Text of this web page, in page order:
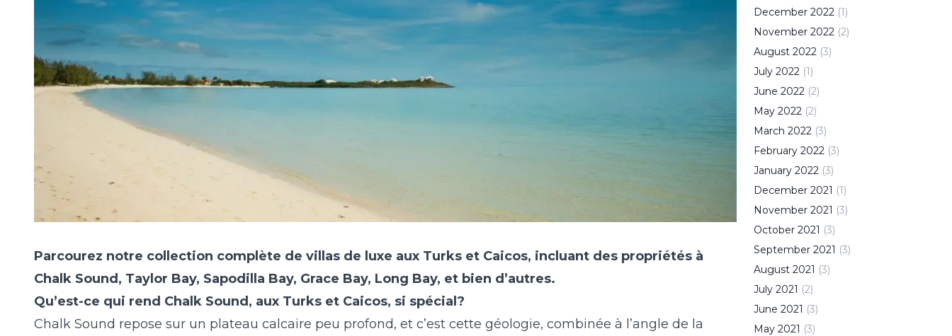
Parcourez notre collection complète de villas de luxe aux Turks et Caicos, incluant des propriétés à
Chalk Sound, Taylor Bay, Sapodilla Bay, Grace Bay, Long Bay, et bien d’autres.
Qu’est-ce qui rend Chalk Sound, aux Turks et Caicos, si spécial?
Chalk Sound repose sur un plateau calcaire peu profond, et c’est cette géologie, combinée à l’angle de la
December 2022 (1)
November 2022 (2)
August 2022 (3)
July 2022 (1)
June 2022 (2)
May 2022 (2)
March 2022 (3)
February 2022 (3)
January 2022 (3)
December 2021 (1)
November 2021 (3)
October 2021 (3)
September 2021 (3)
August 2021 (3)
July 2021 (2)
June 2021 (3)
May 2021 (3)